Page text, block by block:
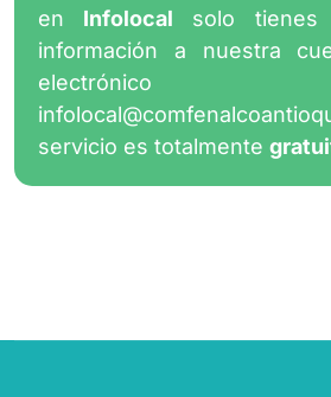
en Infolocal solo tienes
información a nuestra
electrónico
servicio es totalmente